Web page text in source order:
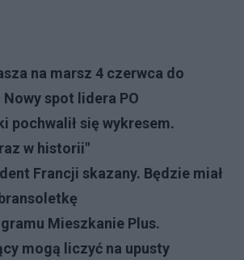
na marsz 4 czerwca do
Nowy spot lidera PO
pochwalił się wykresem.
w historii"
Francji skazany. Będzie miał
Mieszkanie Plus.
mogą liczyć na upusty